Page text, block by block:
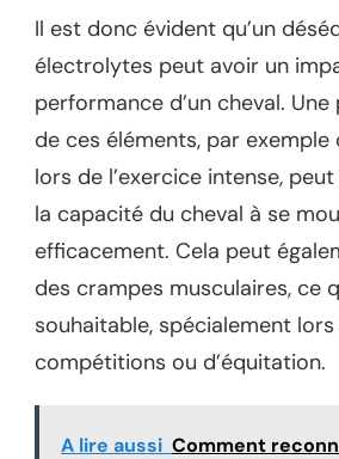
Il est donc évident qu’un
électrolytes peut avoir un
performance d’un cheval.
de ces éléments, par exemple
lors de l’exercice intense,
la capacité du cheval à se
efficacement. Cela peut
des crampes musculaires, ce
souhaitable, spécialement
compétitions ou d’équitation.
A lire aussi Comment